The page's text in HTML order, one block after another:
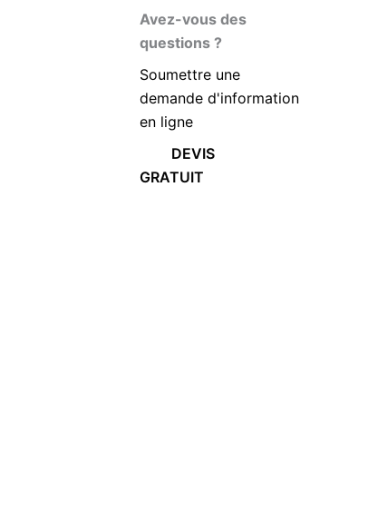
Avez-vous des
questions ?
Soumettre une
demande d'information
en ligne
DEVIS
GRATUIT